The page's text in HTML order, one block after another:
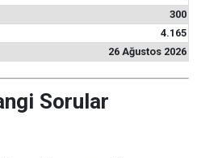
300
4.165
26 Ağustos 2026
Sorular